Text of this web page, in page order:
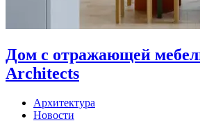
Дом с отражающей
Architects
Архитектура
Новости